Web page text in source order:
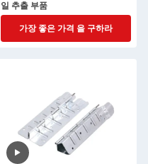
일 추출 부품
가장 좋은 가격 을 구하라